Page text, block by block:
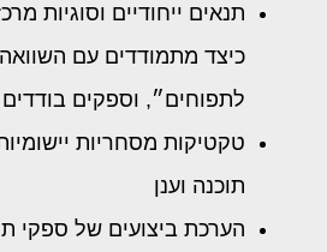
תנאים ייחודיים וסוגיות
כיצד מתמודדים עם
לתפוחים״, וספקים
טקטיקות מסחריות
תוכנה וענן
הערכת ביצועים של ספקי